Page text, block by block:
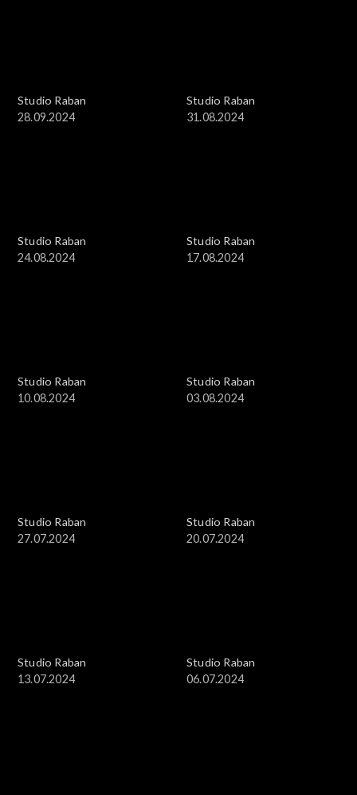
Studio Raban
28.09.2024
Studio Raban
31.08.2024
Studio Raban
24.08.2024
Studio Raban
17.08.2024
Studio Raban
10.08.2024
Studio Raban
03.08.2024
Studio Raban
27.07.2024
Studio Raban
20.07.2024
Studio Raban
13.07.2024
Studio Raban
06.07.2024